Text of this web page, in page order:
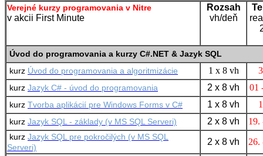
Verejné kurzy programovania v Nitre
v akcii First Minute
Rozsah
vh/deň
Úvod do programovania a kurzy C#.NET & Jazyk SQL
kurz Úvod do programovania a algoritmizácie 1 x 8 vh
kurz Jazyk C# - úvod do programovania 2 x 8 vh 01
kurz Tvorba aplikácií pre Windows Forms v C# 1 x 8 vh
kurz Jazyk SQL - základy (v MS SQL Serveri) 2 x 8 vh 19.
kurz Jazyk SQL pre pokročilých (v MS SQL
Serveri)
2 x 8 vh 26.